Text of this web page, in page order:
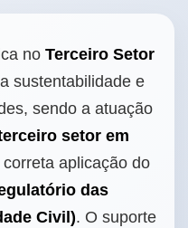
no Terceiro Setor
sustentabilidade e
sendo a atuação
setor em
aplicação do
das
Civil). O suporte